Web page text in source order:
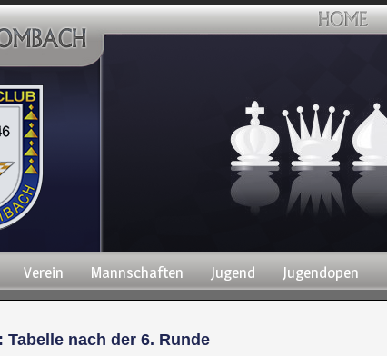
Verein Mannschaften Jugend Jugendopen
Tabelle nach der 6. Runde